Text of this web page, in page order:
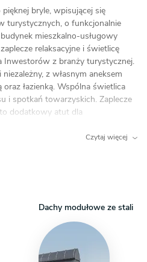
bryle, wpisującej się
turystycznych, o funkcjonalnie
mieszkalno-usługowy
relaksacyjne i świetlicę
Inwestorów z branży turystycznej.
z własnym aneksem
łazienką. Wspólna świetlica
i spotkań towarzyskich. Zaplecze
dodatkowy atut dla
oraz kilka pomieszczeńCzytaj więcej
Dachy modułowe ze stali